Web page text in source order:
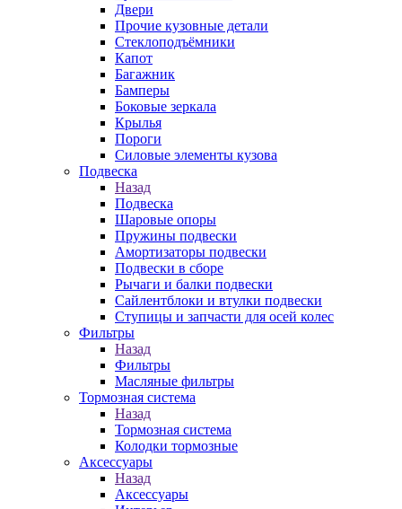
Двери
Прочие кузовные детали
Стеклоподъёмники
Капот
Багажник
Бамперы
Боковые зеркала
Крылья
Пороги
Силовые элементы кузова
Подвеска
Назад
Подвеска
Шаровые опоры
Пружины подвески
Амортизаторы подвески
Подвески в сборе
Рычаги и балки подвески
Сайлентблоки и втулки подвески
Ступицы и запчасти для осей колес
Фильтры
Назад
Фильтры
Масляные фильтры
Тормозная система
Назад
Тормозная система
Колодки тормозные
Аксессуары
Назад
Аксессуары